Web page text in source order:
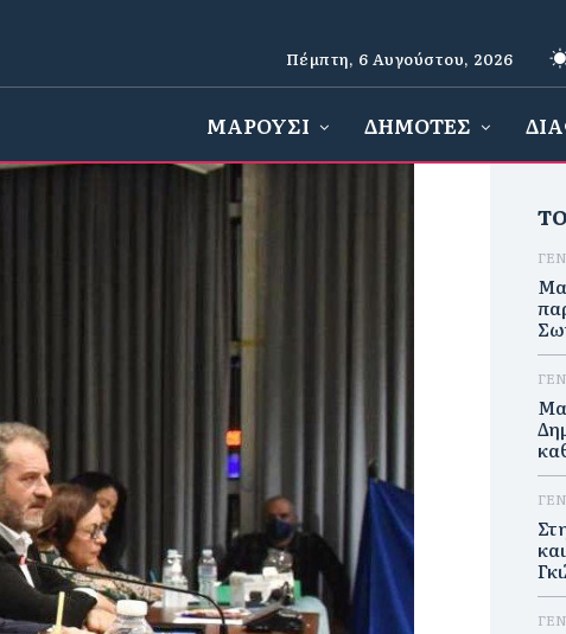
Πέμπτη, 6 Αυγούστου, 2026
ΜΑΡΟΥΣΙ ΔΗΜΟΤΕΣ